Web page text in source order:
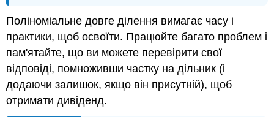
Поліноміальне довге ділення вимагає часу і
практики, щоб освоїти. Працюйте багато проблем і
пам'ятайте, що ви можете перевірити свої
відповіді, помноживши частку на дільник (і
додаючи залишок, якщо він присутній), щоб
отримати дивіденд.